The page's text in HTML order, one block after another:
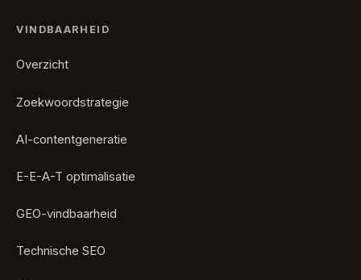
VINDBAARHEID
Overzicht
Zoekwoordstrategie
AI-contentgeneratie
E-E-A-T optimalisatie
GEO-vindbaarheid
Technische SEO